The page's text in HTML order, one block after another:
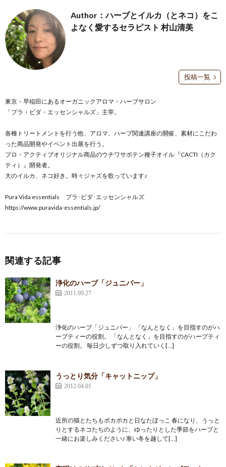
Author：ハーブとイルカ（とネコ）をこ
よなく愛するセラピスト 村山清美
投稿一覧
東京・早稲田にあるオーガニックアロマ・ハーブサロン
「プラ・ビダ・エッセンシャルズ」主宰。
各種トリートメントを行う他、アロマ、ハーブ関連講座の開催、素材にこだわ
った商品開発やイベント出展を行う。
プロ・アクティブオリジナル商品のウチワサボテン種子オイル『CACTI（カク
ティ）』開発者。
大のイルカ、ネコ好き。時々ジャズを歌っています♪
Pura Vida essentials プラ･ビダ･エッセンシャルズ
https://www.puravida-essentials.jp/
関連する記事
浄化のハーブ「ジュニパー」
2011.09.27
浄化のハーブ「ジュニパー」 「なんとなく」を目指すのがハ
ーブティーの役割。 「なんとなく」を目指すのがハーブティ
ーの役割。 毎日少しずつ取り入れていく[…]
うっとり気分「キャットニップ」
2012.04.01
近所の猫とたちもポカポカと日なたぼっこ 春になり、うっと
りとするネコたちのように、ゆったりとした季節をハーブと
一緒にお楽しみください♪ 寒い冬を越して[…]